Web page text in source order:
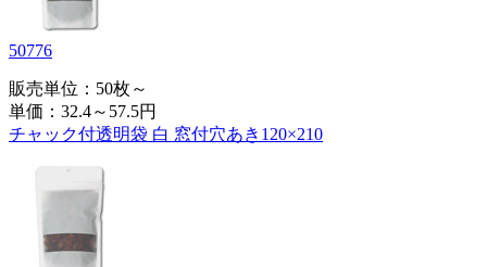
50776
販売単位：50枚～
単価： 32.4～57.5円
チャック付透明袋 白 窓付穴あき120×210